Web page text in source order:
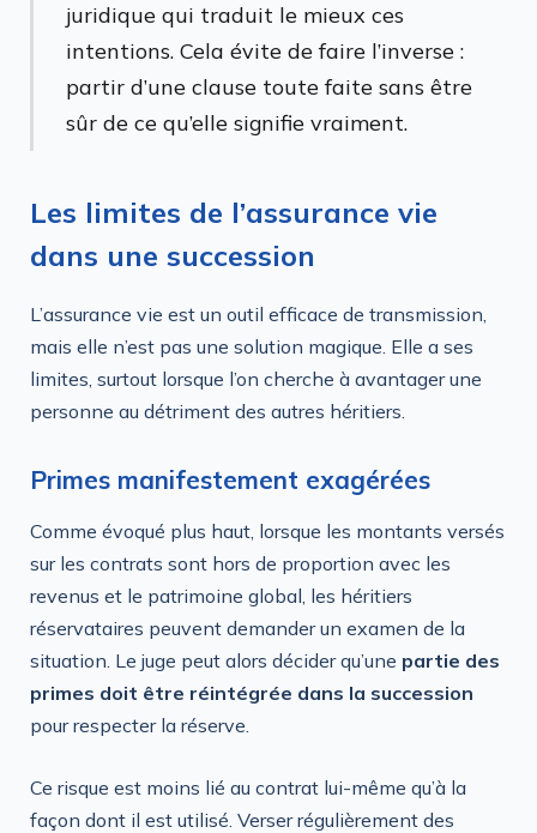
juridique qui traduit le mieux ces
intentions. Cela évite de faire l’inverse :
partir d’une clause toute faite sans être
sûr de ce qu’elle signifie vraiment.
Les limites de l’assurance vie
dans une succession
L’assurance vie est un outil efficace de transmission,
mais elle n’est pas une solution magique. Elle a ses
limites, surtout lorsque l’on cherche à avantager une
personne au détriment des autres héritiers.
Primes manifestement exagérées
Comme évoqué plus haut, lorsque les montants versés
sur les contrats sont hors de proportion avec les
revenus et le patrimoine global, les héritiers
réservataires peuvent demander un examen de la
situation. Le juge peut alors décider qu’une partie des
primes doit être réintégrée dans la succession
pour respecter la réserve.
Ce risque est moins lié au contrat lui-même qu’à la
façon dont il est utilisé. Verser régulièrement des